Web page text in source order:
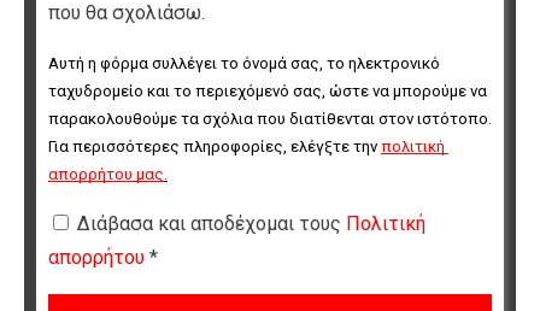
που θα σχολιάσω.
Αυτή η φόρμα συλλέγει το όνομά σας, το ηλεκτρονικό
ταχυδρομείο και το περιεχόμενό σας, ώστε να μπορούμε να
παρακολουθούμε τα σχόλια που διατίθενται στον ιστότοπο.
Για περισσότερες πληροφορίες, ελέγξτε την πολιτική
απορρήτου μας.
Διάβασα και αποδέχομαι τους Πολιτική
απορρήτου *